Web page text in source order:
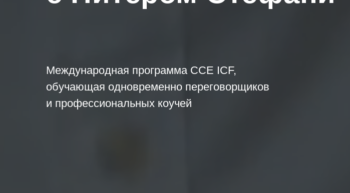
Международная программа CCE ICF,
обучающая одновременно переговорщиков
и профессиональных коучей